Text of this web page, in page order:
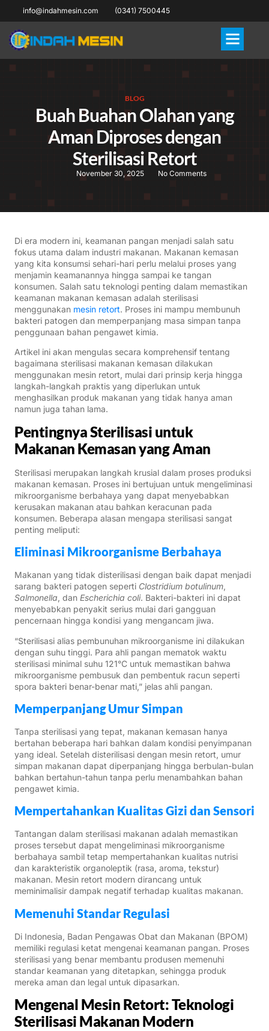
info@indahmesin.com (0341) 7500445
BLOG
Buah Buahan Olahan yang
Aman Diproses dengan
Sterilisasi Retort
November 30, 2025 No Comments
Di era modern ini, keamanan pangan menjadi salah satu
fokus utama dalam industri makanan. Makanan kemasan
yang kita konsumsi sehari-hari perlu melalui proses yang
menjamin keamanannya hingga sampai ke tangan
konsumen. Salah satu teknologi penting dalam memastikan
keamanan makanan kemasan adalah sterilisasi
menggunakan mesin retort. Proses ini mampu membunuh
bakteri patogen dan memperpanjang masa simpan tanpa
penggunaan bahan pengawet kimia.
Artikel ini akan mengulas secara komprehensif tentang
bagaimana sterilisasi makanan kemasan dilakukan
menggunakan mesin retort, mulai dari prinsip kerja hingga
langkah-langkah praktis yang diperlukan untuk
menghasilkan produk makanan yang tidak hanya aman
namun juga tahan lama.
Pentingnya Sterilisasi untuk
Makanan Kemasan yang Aman
Sterilisasi merupakan langkah krusial dalam proses produksi
makanan kemasan. Proses ini bertujuan untuk mengeliminasi
mikroorganisme berbahaya yang dapat menyebabkan
kerusakan makanan atau bahkan keracunan pada
konsumen. Beberapa alasan mengapa sterilisasi sangat
penting meliputi:
Eliminasi Mikroorganisme Berbahaya
Makanan yang tidak disterilisasi dengan baik dapat menjadi
sarang bakteri patogen seperti Clostridium botulinum,
Salmonella, dan Escherichia coli. Bakteri-bakteri ini dapat
menyebabkan penyakit serius mulai dari gangguan
pencernaan hingga kondisi yang mengancam jiwa.
“Sterilisasi alias pembunuhan mikroorganisme ini dilakukan
dengan suhu tinggi. Para ahli pangan mematok waktu
sterilisasi minimal suhu 121°C untuk memastikan bahwa
mikroorganisme pembusuk dan pembentuk racun seperti
spora bakteri benar-benar mati,” jelas ahli pangan.
Memperpanjang Umur Simpan
Tanpa sterilisasi yang tepat, makanan kemasan hanya
bertahan beberapa hari bahkan dalam kondisi penyimpanan
yang ideal. Setelah disterilisasi dengan mesin retort, umur
simpan makanan dapat diperpanjang hingga berbulan-bulan
bahkan bertahun-tahun tanpa perlu menambahkan bahan
pengawet kimia.
Mempertahankan Kualitas Gizi dan Sensori
Tantangan dalam sterilisasi makanan adalah memastikan
proses tersebut dapat mengeliminasi mikroorganisme
berbahaya sambil tetap mempertahankan kualitas nutrisi
dan karakteristik organoleptik (rasa, aroma, tekstur)
makanan. Mesin retort modern dirancang untuk
meminimalisir dampak negatif terhadap kualitas makanan.
Memenuhi Standar Regulasi
Di Indonesia, Badan Pengawas Obat dan Makanan (BPOM)
memiliki regulasi ketat mengenai keamanan pangan. Proses
sterilisasi yang benar membantu produsen memenuhi
standar keamanan yang ditetapkan, sehingga produk
mereka aman dan legal untuk dipasarkan.
Mengenal Mesin Retort: Teknologi
Sterilisasi Makanan Modern